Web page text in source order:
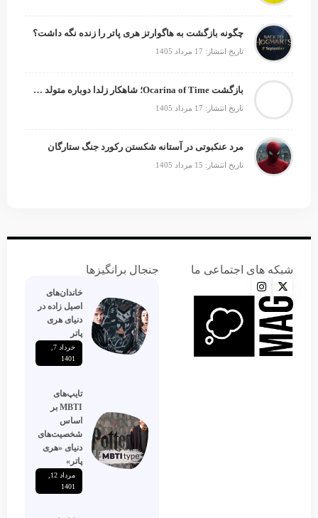
چگونه بازگشت به هاگوارتز هری پاتر را زنده نگه داشت؟
تاریخ انتشار: 17 مرداد 1405
بازگشت Ocarina of Time؛ شاهکار زلدا دوباره متولد می‌شود
تاریخ انتشار: 17 مرداد 1405
مرد عنکبوتی در آستانه شکستن رکورد جنگ ستارگان
تاریخ انتشار: 15 مرداد 1405
شبکه های اجتماعی ما جنجال برانگیزها
خاندان‌های
اصیل زاده‌ در
دنیای هری
پاتر
خرداد 7,
1401
تایپ‌های
MBTI بر
اساس
شخصیت‌های
دنیای «هری
پاتر»
مرداد 12,
1401